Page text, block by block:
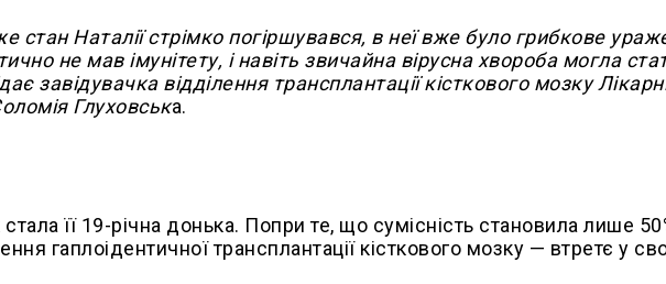
стан Наталії стрімко погіршувався, в неї вже було грибкове
не мав імунітету, і навіть звичайна вірусна хвороба могла
завідувачка відділення трансплантації кісткового мозку
Глуховська.
її 19-річна донька. Попри те, що сумісність становила лише
гаплоідентичної трансплантації кісткового мозку — втретє у